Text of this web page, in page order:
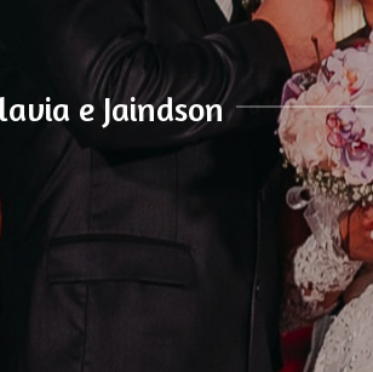
e Jaindson